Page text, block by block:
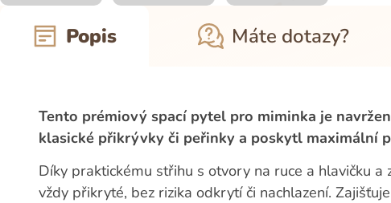
Popis Máte dotazy?
Tento prémiový spací pytel pro miminka je
klasické přikrývky či peřinky a poskytl maximální
Díky praktickému střihu s otvory na ruce a hlavičku a
vždy přikryté, bez rizika odkrytí či nachlazení.